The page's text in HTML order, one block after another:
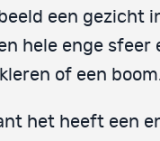
een gezicht
hele enge sfeer
of een
het heeft een